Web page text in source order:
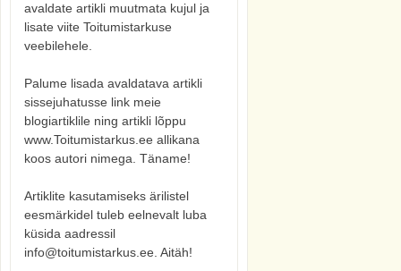
avaldate artikli muutmata kujul ja
lisate viite Toitumistarkuse
veebilehele.
Palume lisada avaldatava artikli
sissejuhatusse link meie
blogiartiklile ning artikli lõppu
www.Toitumistarkus.ee allikana
koos autori nimega. Täname!
Artiklite kasutamiseks ärilistel
eesmärkidel tuleb eelnevalt luba
küsida aadressil
info@toitumistarkus.ee. Aitäh!